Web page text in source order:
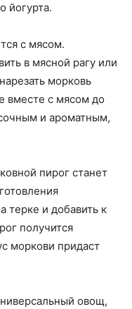
йогурта.
с мясом.
в мясной рагу или
морковь
вместе с мясом до
и ароматным,
пирог станет
терке и добавить к
получится
моркови придаст
овощ,